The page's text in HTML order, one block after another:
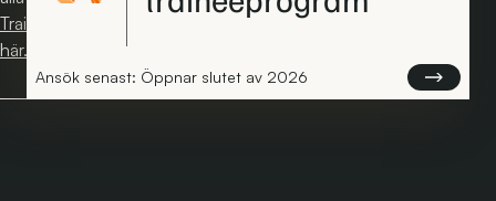
Traineetjänster
här.
Ansök senast: Öppnar slutet av 2026 Läs mer